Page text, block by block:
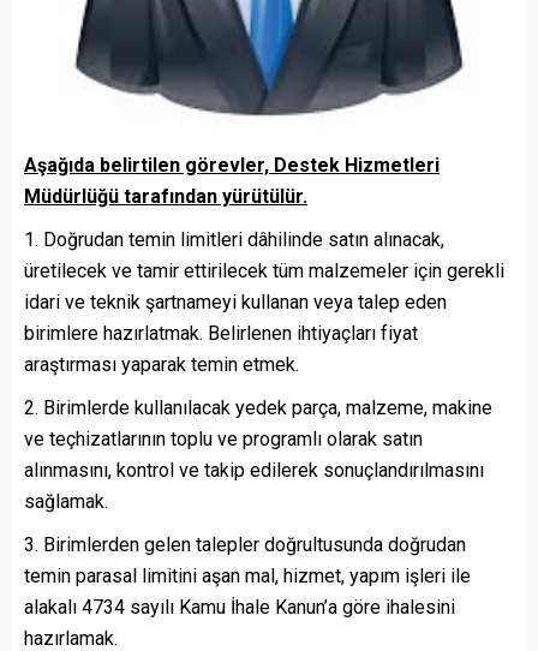
Aşağıda belirtilen görevler, Destek Hizmetleri
Müdürlüğü tarafından yürütülür.
Doğrudan temin limitleri dâhilinde satın alınacak,
üretilecek ve tamir ettirilecek tüm malzemeler için gerekli
idari ve teknik şartnameyi kulla­nan veya talep eden
birimlere hazırlatmak. Belirlenen ihtiyaçları fiyat
araştırması yaparak temin etmek.
Birimlerde kullanılacak yedek parça, malzeme, makine
ve teçhizatlarının toplu ve programlı olarak satın
alınmasını, kontrol ve takip edilerek sonuçlandırılmasını
sağlamak.
Birimlerden gelen talepler doğrultusunda doğrudan
temin parasal limitini aşan mal, hizmet, yapım işleri ile
alakalı 4734 sayılı Kamu İhale Kanun’a göre ihalesini
hazırlamak.